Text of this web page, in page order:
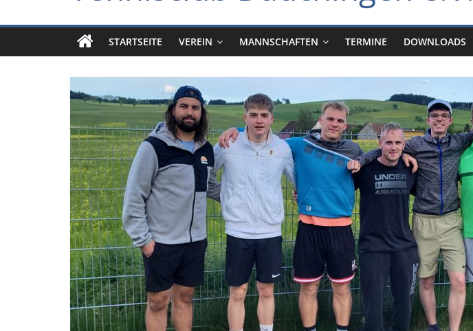
STARTSEITE VEREIN MANNSCHAFTEN TERMINE DOWNLOADS